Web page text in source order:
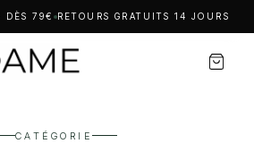
DÈS 79€ RETOURS GRATUITS 14 JOURS
CATÉGORIE